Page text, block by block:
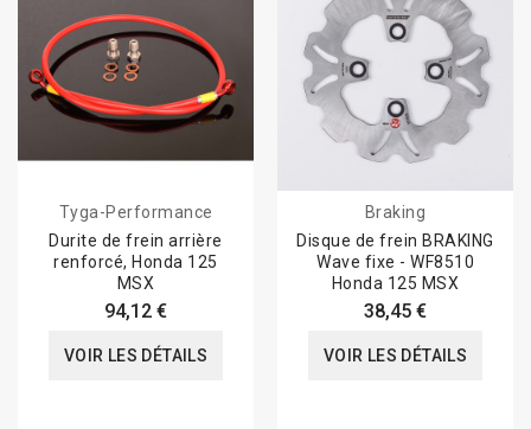
Tyga-Performance
Durite de frein arrière
renforcé, Honda 125
MSX
94,12 €
VOIR LES DÉTAILS
Braking
Disque de frein BRAKING
Wave fixe - WF8510
Honda 125 MSX
38,45 €
VOIR LES DÉTAILS